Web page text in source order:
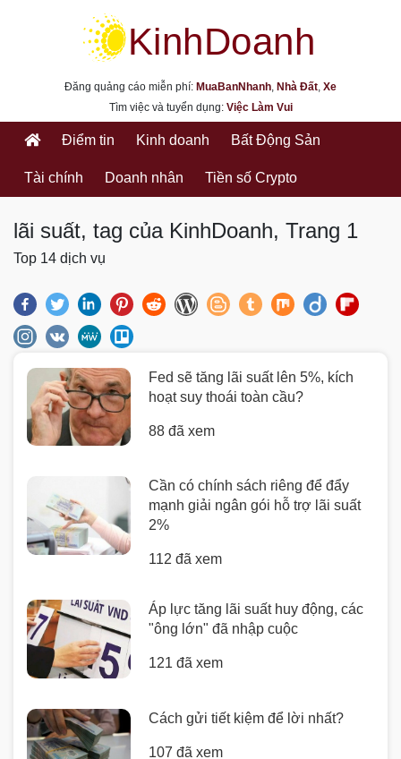
kinhdoanh.muabannhanh.com
Đăng quảng cáo miễn phí: MuaBanNhanh, Nhà Đất, Xe
Tìm việc và tuyển dụng: Việc Làm Vui
Điểm tin Kinh doanh Bất Động Sản
Tài chính Doanh nhân Tiền số Crypto
lãi suất, tag của KinhDoanh, Trang 1
Top 14 dịch vụ
Fed sẽ tăng lãi suất lên 5%, kích
hoạt suy thoái toàn cầu?
88 đã xem
Cần có chính sách riêng để đẩy
mạnh giải ngân gói hỗ trợ lãi suất
2%
112 đã xem
Áp lực tăng lãi suất huy động, các
"ông lớn" đã nhập cuộc
121 đã xem
Cách gửi tiết kiệm để lời nhất?
107 đã xem